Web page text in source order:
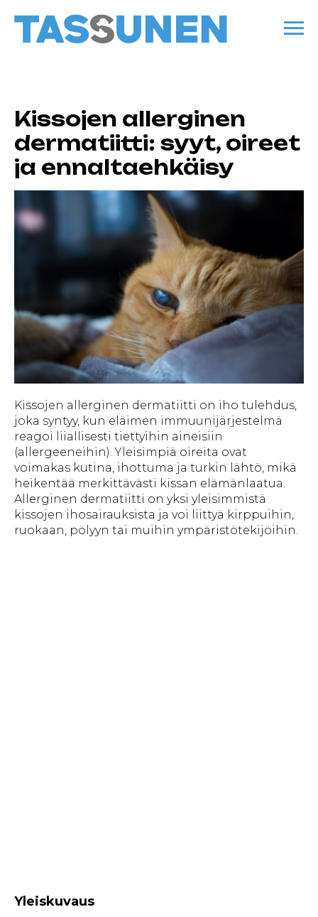
Kissojen allerginen
dermatiitti: syyt, oireet
ja ennaltaehkäisy
Kissojen allerginen dermatiitti on iho tulehdus,
joka syntyy, kun eläimen immuunijärjestelmä
reagoi liiallisesti tiettyihin aineisiin
(allergeeneihin). Yleisimpiä oireita ovat
voimakas kutina, ihottuma ja turkin lähtö, mikä
heikentää merkittävästi kissan elämänlaatua.
Allerginen dermatiitti on yksi yleisimmistä
kissojen ihosairauksista ja voi liittyä kirppuihin,
ruokaan, pölyyn tai muihin ympäristötekijöihin.
Yleiskuvaus